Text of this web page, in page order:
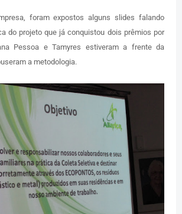
foram expostos alguns slides falando
do projeto que já conquistou dois prêmios por
Pessoa e Tamyres estiveram a frente da
a metodologia.